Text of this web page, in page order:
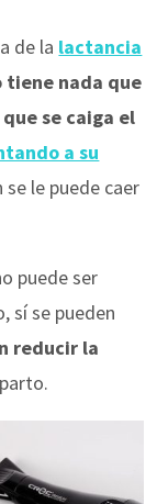
de la lactancia
tiene nada que
que se caiga el
a su
le puede caer
puede ser
sí se pueden
reducir la